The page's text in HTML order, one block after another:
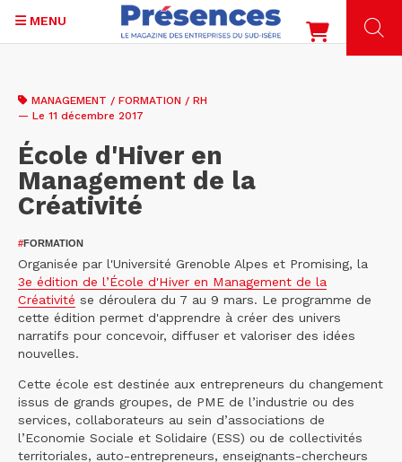
contenu
MENU
MANAGEMENT / FORMATION / RH
— Le 11 décembre 2017
École d'Hiver en
Management de la
Créativité
#FORMATION
Organisée par l'Université Grenoble Alpes et Promising, la
3e édition de l’École d'Hiver en Management de la
Créativité se déroulera du 7 au 9 mars. Le programme de
cette édition permet d'apprendre à créer des univers
narratifs pour concevoir, diffuser et valoriser des idées
nouvelles.
Cette école est destinée aux entrepreneurs du changement
issus de grands groupes, de PME de l’industrie ou des
services, collaborateurs au sein d’associations de
l’Economie Sociale et Solidaire (ESS) ou de collectivités
territoriales, auto-entrepreneurs, enseignants-chercheurs